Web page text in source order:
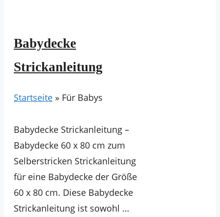
Babydecke
Strickanleitung
Startseite » Für Babys
Babydecke Strickanleitung –
Babydecke 60 x 80 cm zum
Selberstricken Strickanleitung
für eine Babydecke der Größe
60 x 80 cm. Diese Babydecke
Strickanleitung ist sowohl …